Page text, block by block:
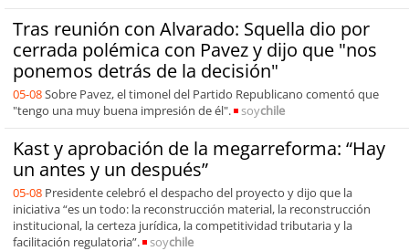
Tras reunión con Alvarado: Squella dio por
cerrada polémica con Pavez y dijo que "nos
ponemos detrás de la decisión"
05-08Sobre Pavez, el timonel del Partido Republicano comentó que
"tengo una muy buena impresión de él".
soychile
Kast y aprobación de la megarreforma: “Hay
un antes y un después”
05-08 Presidente celebró el despacho del proyecto y dijo que la
iniciativa “es un todo: la reconstrucción material, la reconstrucción
institucional, la certeza jurídica, la competitividad tributaria y la
facilitación regulatoria”.
soychile